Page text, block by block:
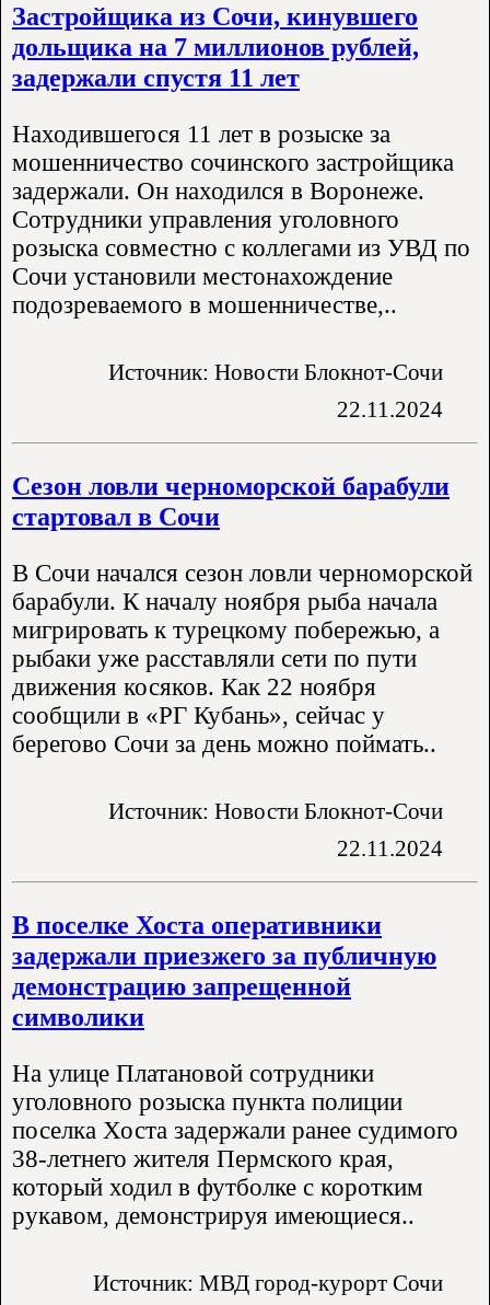
Застройщика из Сочи, кинувшего
дольщика на 7 миллионов рублей,
задержали спустя 11 лет
Находившегося 11 лет в розыске за
мошенничество сочинского застройщика
задержали. Он находился в Воронеже.
Сотрудники управления уголовного
розыска совместно с коллегами из УВД по
Сочи установили местонахождение
подозреваемого в мошенничестве,..
Источник: Новости Блокнот-Сочи
22.11.2024
Сезон ловли черноморской барабули
стартовал в Сочи
В Сочи начался сезон ловли черноморской
барабули. К началу ноября рыба начала
мигрировать к турецкому побережью, а
рыбаки уже расставляли сети по пути
движения косяков. Как 22 ноября
сообщили в «РГ Кубань», сейчас у
берегово Сочи за день можно поймать..
Источник: Новости Блокнот-Сочи
22.11.2024
В поселке Хоста оперативники
задержали приезжего за публичную
демонстрацию запрещенной
символики
На улице Платановой сотрудники
уголовного розыска пункта полиции
поселка Хоста задержали ранее судимого
38-летнего жителя Пермского края,
который ходил в футболке с коротким
рукавом, демонстрируя имеющиеся..
Источник: МВД город-курорт Сочи